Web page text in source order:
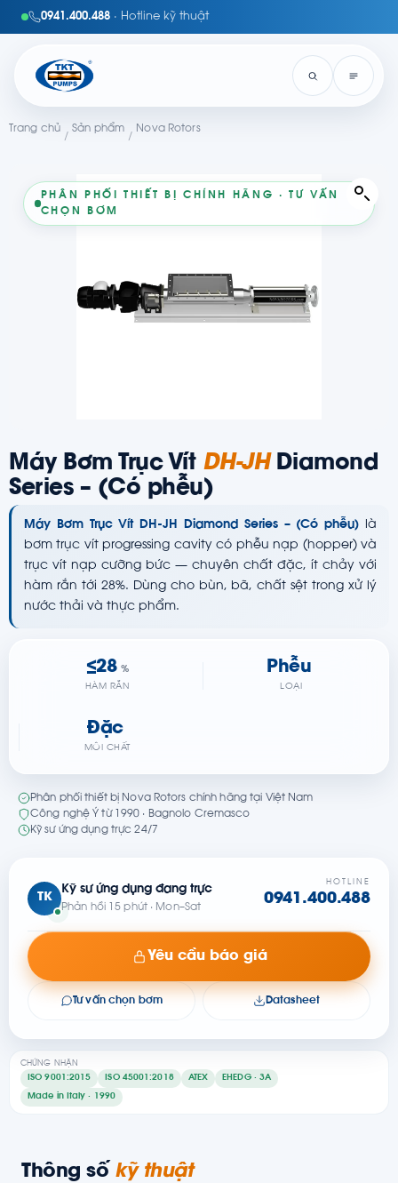
0941.400.488 · Hotline kỹ thuật
Trang chủ
/
Sản phẩm
/
Nova Rotors
PHÂN PHỐI THIẾT BỊ CHÍNH HÃNG · TƯ VẤN
CHỌN BƠM
CHỨNG NHẬN
ISO 9001:2015 ISO 45001:2018 ATEX EHEDG · 3A
Made in Italy · 1990
Máy Bơm Trục Vít DH-JHDiamond
Series – (Có phễu)
Máy Bơm Trục Vít DH-JH Diamond Series – (Có phễu) là
bơm trục vít progressing cavity có phễu nạp (hopper) và
trục vít nạp cưỡng bức — chuyên chất đặc, ít chảy với
hàm rắn tới 28%. Dùng cho bùn, bã, chất sệt trong xử lý
nước thải và thực phẩm.
≤28 %
HÀM RẮN
Phễu
LOẠI
Đặc
MÔI CHẤT
Phân phối thiết bị Nova Rotors chính hãng tại Việt Nam
Công nghệ Ý từ 1990 · Bagnolo Cremasco
Kỹ sư ứng dụng trực 24/7
TK
Kỹ sư ứng dụng đang trực
Phản hồi 15 phút · Mon–Sat
HOTLINE
0941.400.488
Yêu cầu báo giá
Tư vấn chọn bơm Datasheet
Thông số kỹ thuật